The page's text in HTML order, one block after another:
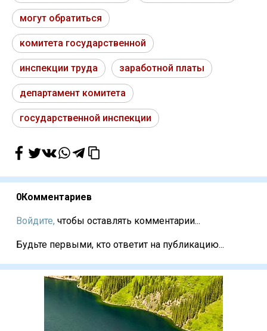
могут обратиться
комитета государственной
инспекции труда заработной платы
департамент комитета
государственной инспекции
0Комментариев
Войдите, чтобы оставлять комментарии...
Будьте первыми, кто ответит на публикацию...